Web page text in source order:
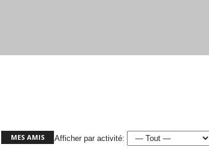
MES AMIS Afficher par activité: